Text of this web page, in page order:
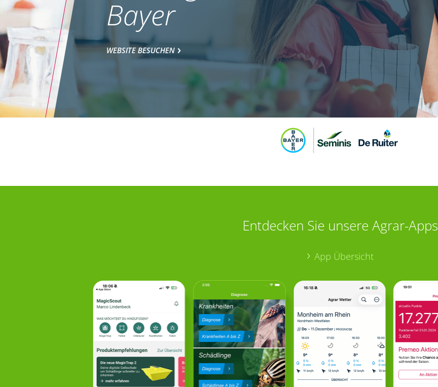
Bayer
WEBSITE BESUCHEN
Entdecken Sie unsere Agrar-Apps
App Übersicht